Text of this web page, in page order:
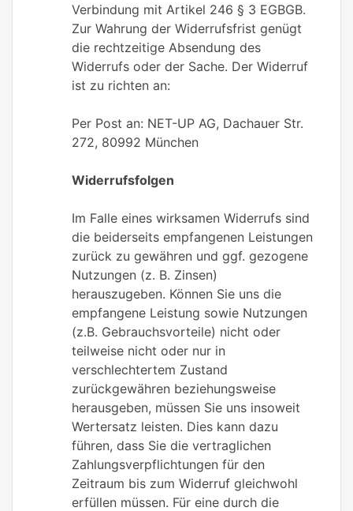
Verbindung mit Artikel 246 § 3 EGBGB.
Zur Wahrung der Widerrufsfrist genügt
die rechtzeitige Absendung des
Widerrufs oder der Sache. Der Widerruf
ist zu richten an:
Per Post an: NET-UP AG, Dachauer Str.
272, 80992 München
Widerrufsfolgen
Im Falle eines wirksamen Widerrufs sind
die beiderseits empfangenen Leistungen
zurück zu gewähren und ggf. gezogene
Nutzungen (z. B. Zinsen)
herauszugeben. Können Sie uns die
empfangene Leistung sowie Nutzungen
(z.B. Gebrauchsvorteile) nicht oder
teilweise nicht oder nur in
verschlechtertem Zustand
zurückgewähren beziehungsweise
herausgeben, müssen Sie uns insoweit
Wertersatz leisten. Dies kann dazu
führen, dass Sie die vertraglichen
Zahlungsverpflichtungen für den
Zeitraum bis zum Widerruf gleichwohl
erfüllen müssen. Für eine durch die